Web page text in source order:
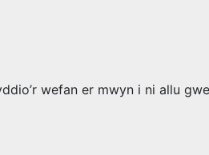
wefan er mwyn i ni allu